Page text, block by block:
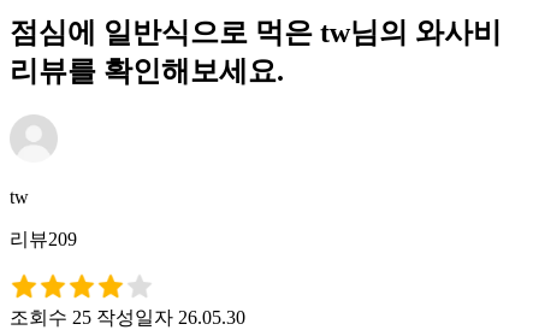
점심에 일반식으로 먹은 tw님의 와사비
리뷰를 확인해보세요.
tw
리뷰209
조회수 25 작성일자 26.05.30